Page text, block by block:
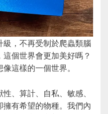
，不再受制於爬蟲類腦
個世界會更加美好嗎？
這樣的一個世界。
、算計、自私、敏感、
有希望的物種。我們內